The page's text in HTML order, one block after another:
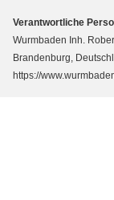
Verantwortliche
Wurmbaden Inh.
Brandenburg,
https://